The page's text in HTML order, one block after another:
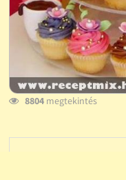
8804megtekintés